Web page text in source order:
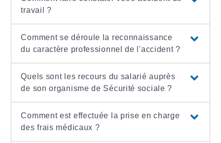
travail ?
Comment se déroule la reconnaissance
du caractère professionnel de l'accident ?
Quels sont les recours du salarié auprès
de son organisme de Sécurité sociale ?
Comment est effectuée la prise en charge
des frais médicaux ?